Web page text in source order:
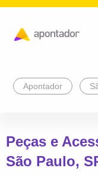
Apontador
Peças e
São Paulo,